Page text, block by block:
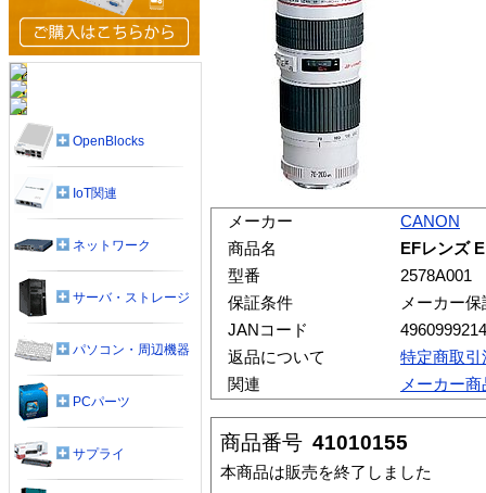
メーカー
CANON
商品名
EFレンズ
型番
2578A001
保証条件
メーカー保
JANコード
返品について
特定商取
関連
メーカー
商品番号 41010155
本商品は販売を終了しました
OpenBlocks
IoT関連
ネットワーク
サーバ・ストレージ
パソコン・周辺機器
PCパーツ
サプライ